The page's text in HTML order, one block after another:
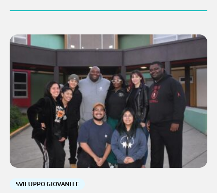
SVILUPPO GIOVANILE